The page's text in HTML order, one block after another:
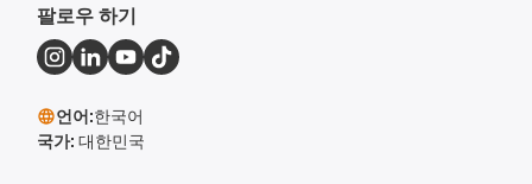
팔로우 하기
언어:한국어
국가: 대한민국